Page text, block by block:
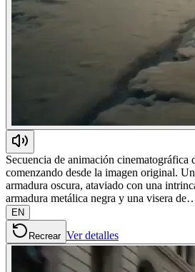
Secuencia de animación cinematográfica
comenzando desde la imagen original.
armadura oscura, ataviado con una
armadura metálica negra y una visera
EN
Recrear Ver detalles